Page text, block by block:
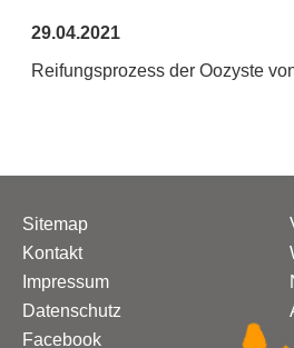
29.04.2021
Reifungsprozess der Oozyste
Sitemap
Kontakt
Impressum
Datenschutz
Facebook